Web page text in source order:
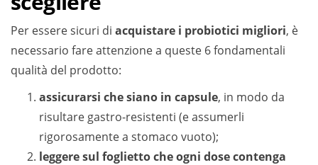
Per essere sicuri di acquistare i probiotici migliori, è
necessario fare attenzione a queste 6 fondamentali
qualità del prodotto:
assicurarsi che siano in capsule, in modo da
risultare gastro-resistenti (e assumerli
rigorosamente a stomaco vuoto);
leggere sul foglietto che ogni dose contenga